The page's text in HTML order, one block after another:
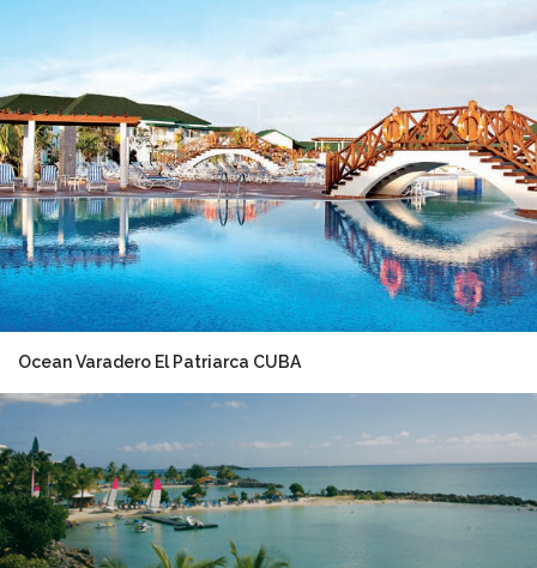
Ocean Varadero El Patriarca CUBA